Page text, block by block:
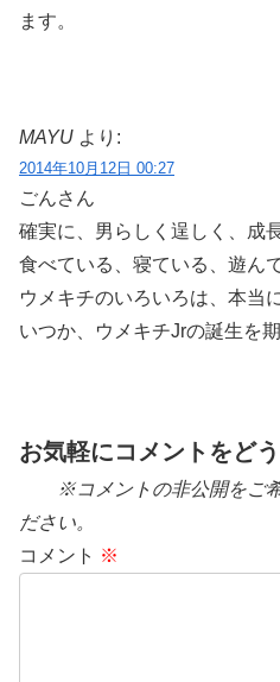
ます。
MAYU より:
2014年10月12日 00:27
ごんさん
確実に、男らしく逞しく、成
食べている、寝ている、遊ん
ウメキチのいろいろは、本当
いつか、ウメキチJrの誕生を
お気軽にコメントをど
※コメントの非公開をご希
ださい。
コメント ※